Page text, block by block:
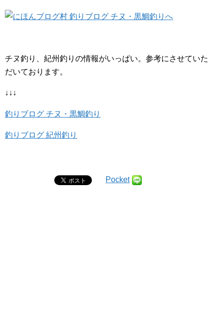
チヌ釣り、紀州釣りの情報がいっぱい。参考にさせていた
だいております。
↓↓↓
釣りブログ チヌ・黒鯛釣り
釣りブログ 紀州釣り
Pocket